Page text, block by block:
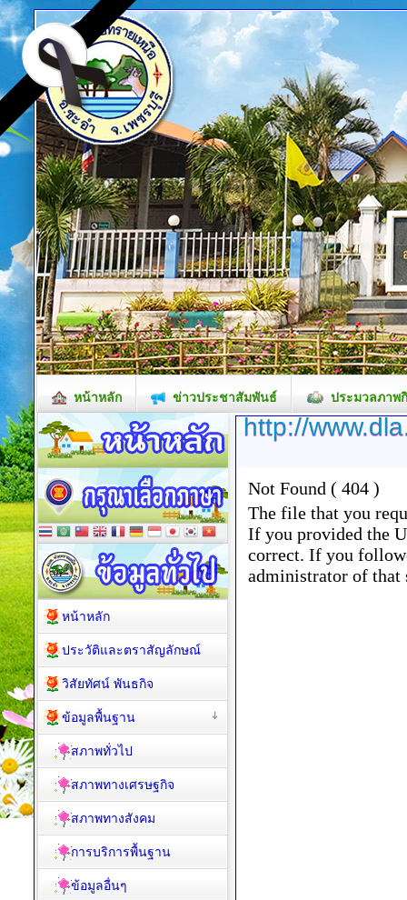
หน้าหลัก ข่าวประชาสัมพันธ์ ประมวลภาพ
http://
หน้าหลัก
ประวัติและตราสัญลักษณ์
วิสัยทัศน์ พันธกิจ
ข้อมูลพื้นฐาน
สภาพทั่วไป
สภาพทางเศรษฐกิจ
สภาพทางสังคม
การบริการพื้นฐาน
ข้อมูลอื่นๆ